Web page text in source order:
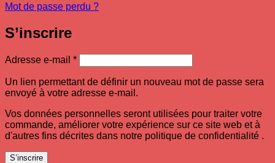
Mot de passe perdu ?
S’inscrire
Adresse e-mail *Obligatoire
Un lien permettant de définir un nouveau mot de passe sera
envoyé à votre adresse e-mail.
Vos données personnelles seront utilisées pour traiter votre
commande, améliorer votre expérience sur ce site web et à
d'autres fins décrites dans notre politique de confidentialité .
S’inscrire